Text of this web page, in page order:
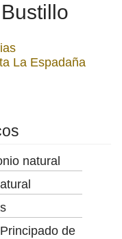
La Espadaña
natural
Principado de